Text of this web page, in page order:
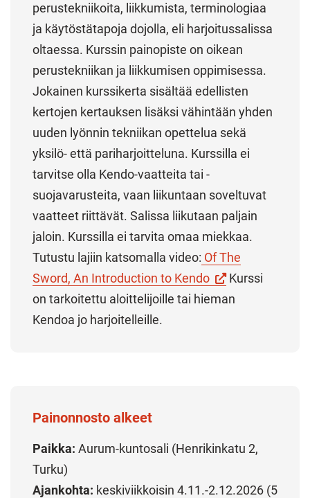
perustekniikoita, liikkumista, terminologiaa
ja käytöstätapoja dojolla, eli harjoitussalissa
oltaessa. Kurssin painopiste on oikean
perustekniikan ja liikkumisen oppimisessa.
Jokainen kurssikerta sisältää edellisten
kertojen kertauksen lisäksi vähintään yhden
uuden lyönnin tekniikan opettelua sekä
yksilö- että pariharjoitteluna. Kurssilla ei
tarvitse olla Kendo-vaatteita tai -
suojavarusteita, vaan liikuntaan soveltuvat
vaatteet riittävät. Salissa liikutaan paljain
jaloin. Kurssilla ei tarvita omaa miekkaa.
Tutustu lajiin katsomalla video: Of The
Sword, An Introduction to Kendo(Vieraile
ulkoisella
Kurssi
on tarkoitettu aloittelijoille tai hieman
Kendoa jo harjoitelleille.
Painonnosto alkeet
Paikka: Aurum-kuntosali (Henrikinkatu 2,
Turku)
Ajankohta: keskiviikkoisin 4.11.-2.12.2026 (5